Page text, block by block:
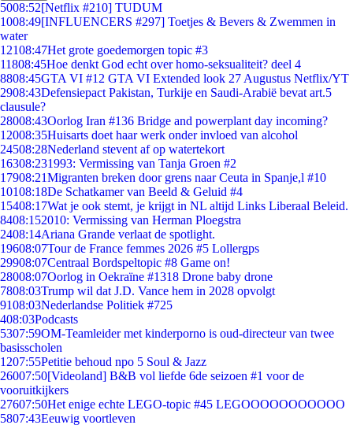
5008:52[Netflix #210] TUDUM
1008:49[INFLUENCERS #297] Toetjes & Bevers & Zwemmen in
water
12108:47Het grote goedemorgen topic #3
11808:45Hoe denkt God echt over homo-seksualiteit? deel 4
8808:45GTA VI #12 GTA VI Extended look 27 Augustus Netflix/YT
2908:43Defensiepact Pakistan, Turkije en Saudi-Arabië bevat art.5
clausule?
28008:43Oorlog Iran #136 Bridge and powerplant day incoming?
12008:35Huisarts doet haar werk onder invloed van alcohol
24508:28Nederland stevent af op watertekort
16308:231993: Vermissing van Tanja Groen #2
17908:21Migranten breken door grens naar Ceuta in Spanje,l #10
10108:18De Schatkamer van Beeld & Geluid #4
15408:17Wat je ook stemt, je krijgt in NL altijd Links Liberaal Beleid.
8408:152010: Vermissing van Herman Ploegstra
2408:14Ariana Grande verlaat de spotlight.
19608:07Tour de France femmes 2026 #5 Lollergps
29908:07Centraal Bordspeltopic #8 Game on!
28008:07Oorlog in Oekraïne #1318 Drone baby drone
7808:03Trump wil dat J.D. Vance hem in 2028 opvolgt
9108:03Nederlandse Politiek #725
408:03Podcasts
5307:59OM-Teamleider met kinderporno is oud-directeur van twee
basisscholen
1207:55Petitie behoud npo 5 Soul & Jazz
26007:50[Videoland] B&B vol liefde 6de seizoen #1 voor de
vooruitkijkers
27607:50Het enige echte LEGO-topic #45 LEGOOOOOOOOOOO
5807:43Eeuwig voortleven